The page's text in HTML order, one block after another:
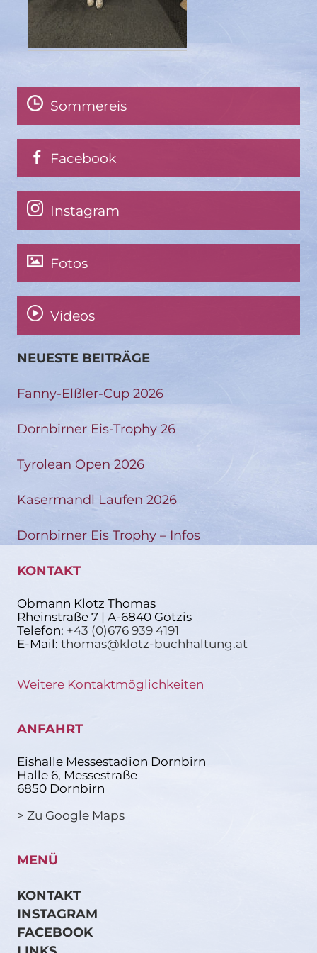
Sommereis
Facebook
Instagram
Fotos
Videos
NEUESTE BEITRÄGE
Fanny-Elßler-Cup 2026
Dornbirner Eis-Trophy 26
Tyrolean Open 2026
Kasermandl Laufen 2026
Dornbirner Eis Trophy – Infos
KONTAKT
Obmann Klotz Thomas
Rheinstraße 7 | A-6840 Götzis
Telefon: +43 (0)676 939 4191
E-Mail: thomas@klotz-buchhaltung.at
Weitere Kontaktmöglichkeiten
ANFAHRT
Eishalle Messestadion Dornbirn
Halle 6, Messestraße
6850 Dornbirn
> Zu Google Maps
MENÜ
KONTAKT
INSTAGRAM
FACEBOOK